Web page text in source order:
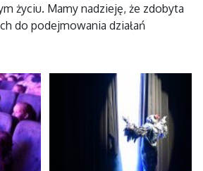
życiu. Mamy nadzieję, że zdobyta
do podejmowania działań